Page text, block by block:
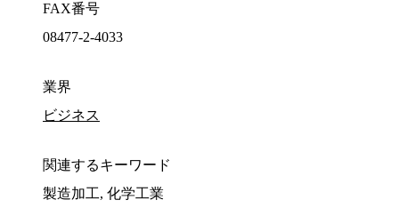
FAX番号
08477-2-4033
業界
ビジネス
関連するキーワード
製造加工, 化学工業